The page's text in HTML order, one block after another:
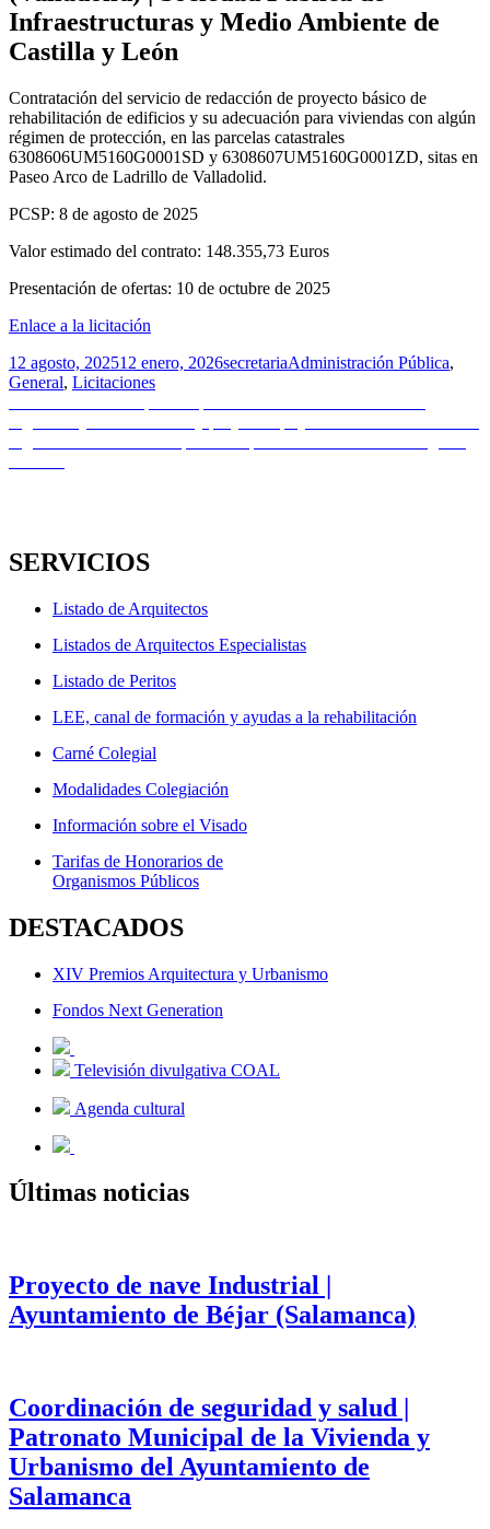
Infraestructuras y Medio Ambiente de
Castilla y León
Contratación del servicio de redacción de proyecto básico de
rehabilitación de edificios y su adecuación para viviendas con algún
régimen de protección, en las parcelas catastrales
6308606UM5160G0001SD y 6308607UM5160G0001ZD, sitas en
Paseo Arco de Ladrillo de Valladolid.
PCSP: 8 de agosto de 2025
Valor estimado del contrato: 148.355,73 Euros
Presentación de ofertas: 10 de octubre de 2025
Enlace a la licitación
Publicado
el
12 agosto, 202512 enero, 2026Autor
secretariaCategorías
Administración Pública,
General, Licitaciones
Navegación
de
entradas
SERVICIOS
Listado de Arquitectos
Listados de Arquitectos Especialistas
Listado de Peritos
LEE, canal de formación y ayudas a la rehabilitación
Carné Colegial
Modalidades Colegiación
Información sobre el Visado
Tarifas de Honorarios de
Organismos Públicos
DESTACADOS
XIV Premios Arquitectura y Urbanismo
Fondos Next Generation
Televisión divulgativa COAL
Agenda cultural
Últimas noticias
Proyecto de nave Industrial |
Ayuntamiento de Béjar (Salamanca)
Coordinación de seguridad y salud |
Patronato Municipal de la Vivienda y
Urbanismo del Ayuntamiento de
Salamanca